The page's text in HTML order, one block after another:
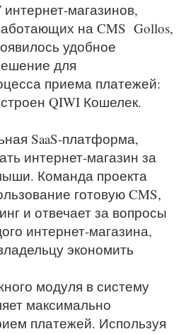
интернет-магазинов,
на CMS Gollos,
удобное
для
приема платежей:
QIWI Кошелек.
SaaS-платформа,
интернет-магазин за
Команда проекта
готовую CMS,
и отвечает за вопросы
интернет-магазина,
экономить
модуля в систему
максимально
платежей. Используя